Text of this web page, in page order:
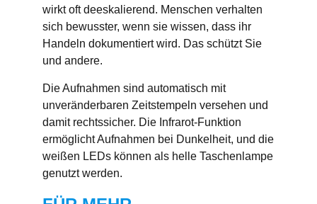
wirkt oft deeskalierend. Menschen verhalten
sich bewusster, wenn sie wissen, dass ihr
Handeln dokumentiert wird. Das schützt Sie
und andere.
Die Aufnahmen sind automatisch mit
unveränderbaren Zeitstempeln versehen und
damit rechtssicher. Die Infrarot-Funktion
ermöglicht Aufnahmen bei Dunkelheit, und die
weißen LEDs können als helle Taschenlampe
genutzt werden.